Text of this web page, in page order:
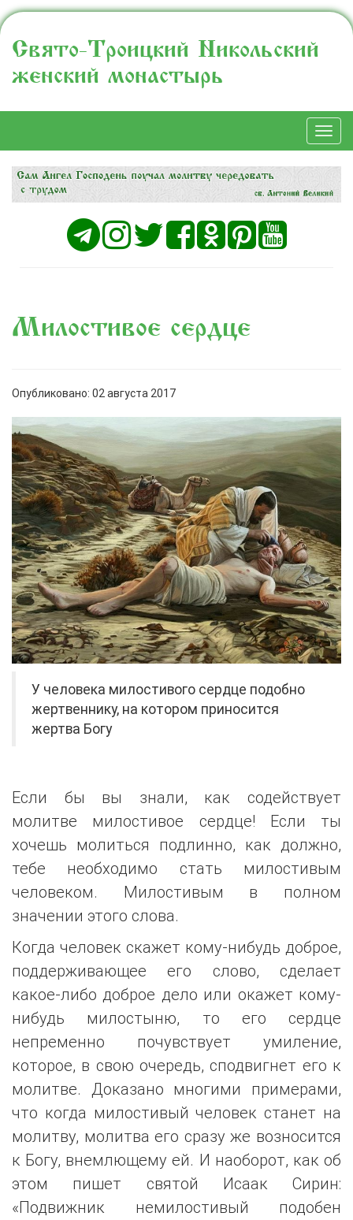
Свято-Троицкий Никольский
женский монастырь
Милостивое сердце
Опубликовано: 02 августа 2017
У человека милостивого сердце подобно
жертвеннику, на котором приносится
жертва Богу
Если бы вы знали, как содействует
молитве милостивое сердце! Если ты
хочешь молиться подлинно, как должно,
тебе необходимо стать милостивым
человеком. Милостивым в полном
значении этого слова.
Когда человек скажет кому-нибудь доброе,
поддерживающее его слово, сделает
какое-либо доброе дело или окажет кому-
нибудь милостыню, то его сердце
непременно почувствует умиление,
которое, в свою очередь, сподвигнет его к
молитве. Доказано многими примерами,
что когда милостивый человек станет на
молитву, молитва его сразу же возносится
к Богу, внемлющему ей. И наоборот, как об
этом пишет святой Исаак Сирин:
«Подвижник немилостивый подобен